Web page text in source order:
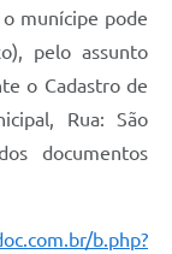
munícipe pode
pelo assunto
o Cadastro de
Rua: São
documentos
b.php?